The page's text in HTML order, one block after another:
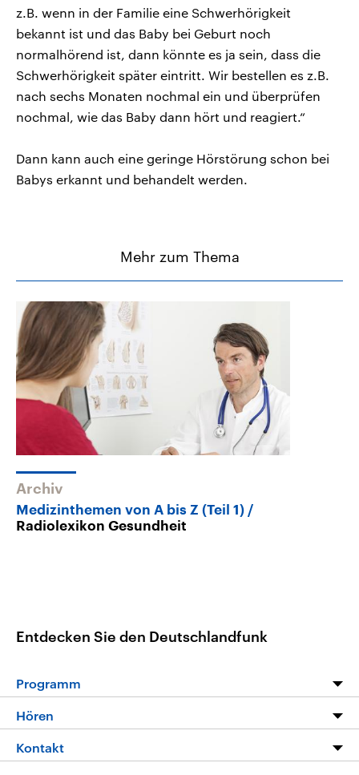
z.B. wenn in der Familie eine Schwerhörigkeit
bekannt ist und das Baby bei Geburt noch
normalhörend ist, dann könnte es ja sein, dass die
Schwerhörigkeit später eintritt. Wir bestellen es z.B.
nach sechs Monaten nochmal ein und überprüfen
nochmal, wie das Baby dann hört und reagiert.“
Dann kann auch eine geringe Hörstörung schon bei
Babys erkannt und behandelt werden.
Mehr zum Thema
Archiv
Medizinthemen von A bis Z (Teil 1)
Radiolexikon Gesundheit
Entdecken Sie den Deutschlandfunk
Programm
Die Nachrichten
Hören
Livestream
Kontakt